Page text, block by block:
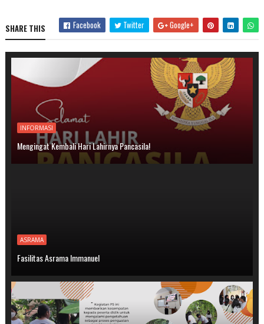
SHARE THIS Facebook Twitter Google+
INFORMASI
Mengingat Kembali Hari Lahirnya Pancasila!
ASRAMA
Fasilitas Asrama Immanuel